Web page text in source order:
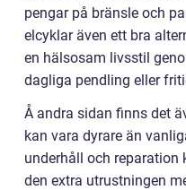
pengar på bränsle och
elcyklar även ett bra
en hälsosam livsstil
dagliga pendling eller
Å andra sidan finns det
kan vara dyrare än
underhåll och reparation
den extra utrustningen